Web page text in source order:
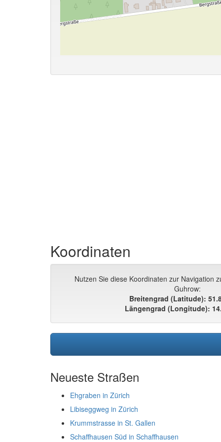
Koordinaten
Nutzen Sie diese Koordinaten zur Navigation
Guhrow:
Breitengrad (Latitude):
Längengrad (Longitude):
Neueste Straßen
Ehgraben in Zürich
Libiseggweg in Zürich
Krummstrasse in St. Gallen
Schaffhausen Süd in Schaffhausen